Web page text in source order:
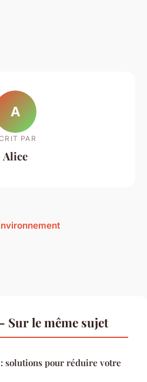
A
PAR
Alice
le même sujet
solutions pour réduire votre